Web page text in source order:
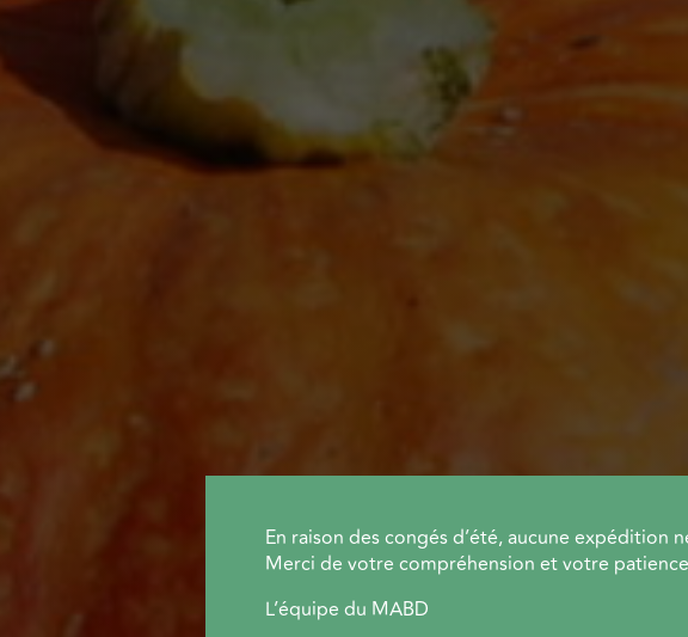
En raison des congés d’été, aucune expédition
Merci de votre compréhension et votre
L’équipe du MABD